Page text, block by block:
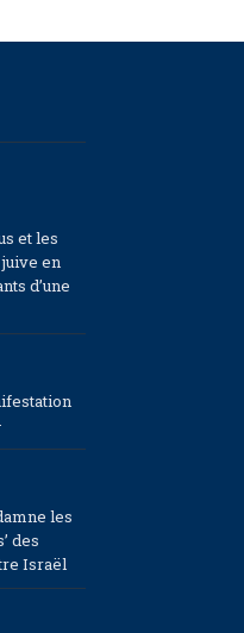
et les
en
d’une
les
des
Israël